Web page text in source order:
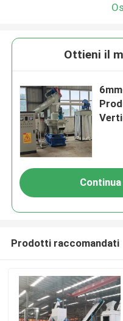
Ottieni il
Continua
Prodotti raccomandati